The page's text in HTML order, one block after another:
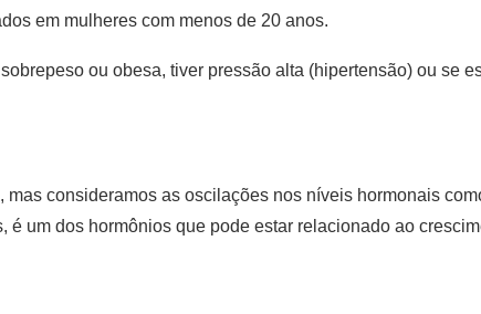
em mulheres com menos de 20 anos.
ou obesa, tiver pressão alta (hipertensão) ou se
consideramos as oscilações nos níveis hormonais
um dos hormônios que pode estar relacionado ao